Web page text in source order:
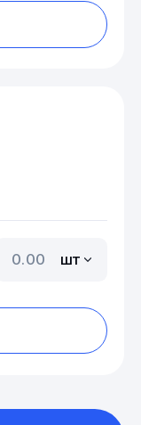
шт